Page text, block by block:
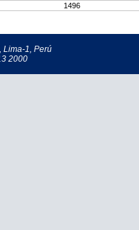
1496
Lima-1, Perú
2000